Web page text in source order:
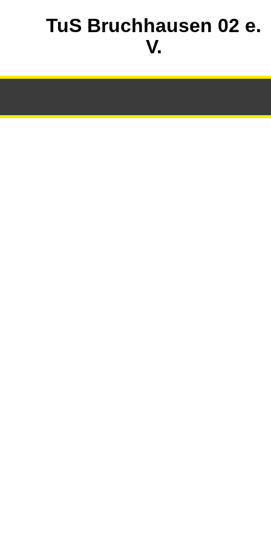
TuS Bruchhausen 02 e.
V.